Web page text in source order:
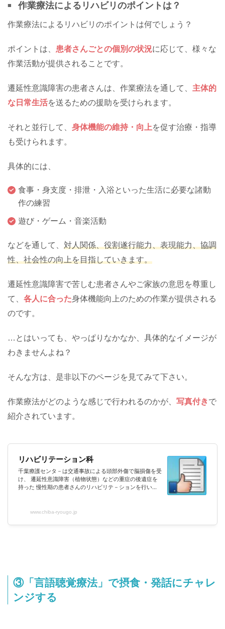
作業療法によるリハビリのポイントは？
作業療法によるリハビリのポイントは何でしょう？
ポイントは、 患者さんごとの個別の状況に応じて、様々な
作業活動が提供されることです。
遷延性意識障害の患者さんは、作業療法を通して、 主体的
な日常生活を送るための援助を受けられます。
それと並行して、 身体機能の維持・向上を促す治療・指導
も受けられます。
具体的には、
食事・身支度・排泄・入浴といった生活に必要な諸動
作の練習
遊び・ゲーム・音楽活動
などを通して、 対人関係、役割遂行能力、表現能力、協調
性、社会性の向上を目指していきます。
遷延性意識障害で苦しむ患者さんやご家族の意思を尊重し
て、 各人に合った身体機能向上のための作業が提供される
のです。
…とはいっても、やっぱりなかなか、具体的なイメージが
わきませんよね？
そんな方は、是非以下のページを見てみて下さい。
作業療法がどのような感じで行われるのかが、 写真付きで
紹介されています。
リハビリテーション科
千葉療護センタ－は交通事故による頭部外傷で脳損傷を受
け、 遷延性意識障害（植物状態）などの重症の後遺症を
持った 慢性期の患者さんのリハビリテ－ションを行い、
www.chiba-ryougo.jp
③「言語聴覚療法」で摂食・発話にチャレ
ンジする